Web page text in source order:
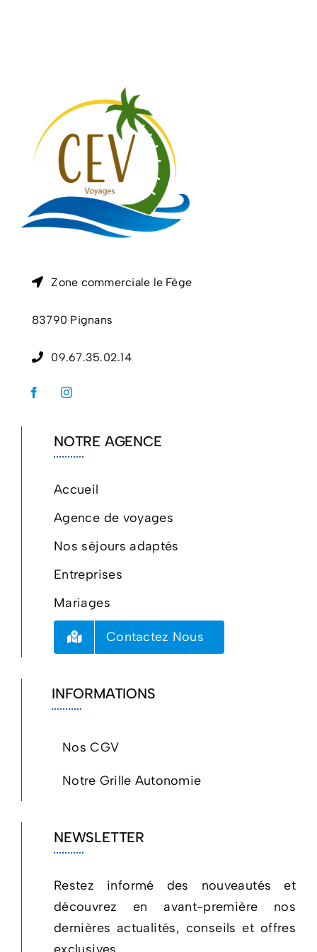
Zone commerciale le Fège
83790 Pignans
09.67.35.02.14
NOTRE AGENCE
Accueil
Agence de voyages
Nos séjours adaptés
Entreprises
Mariages
Contactez Nous
INFORMATIONS
Nos CGV
Notre Grille Autonomie
NEWSLETTER
Restez informé des nouveautés et
découvrez en avant-première nos
dernières actualités, conseils et offres